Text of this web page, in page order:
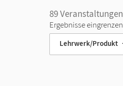
89Veranstaltungen
Ergebnisse eingrenzen
Lehrwerk/Produkt